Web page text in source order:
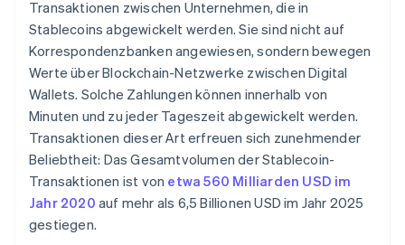
Transaktionen zwischen Unternehmen, die in
Stablecoins abgewickelt werden. Sie sind nicht auf
Korrespondenzbanken angewiesen, sondern bewegen
Werte über Blockchain-Netzwerke zwischen Digital
Wallets. Solche Zahlungen können innerhalb von
Minuten und zu jeder Tageszeit abgewickelt werden.
Transaktionen dieser Art erfreuen sich zunehmender
Beliebtheit: Das Gesamtvolumen der Stablecoin-
Transaktionen ist von etwa 560 Milliarden USD im
Jahr 2020 auf mehr als 6,5 Billionen USD im Jahr 2025
gestiegen.